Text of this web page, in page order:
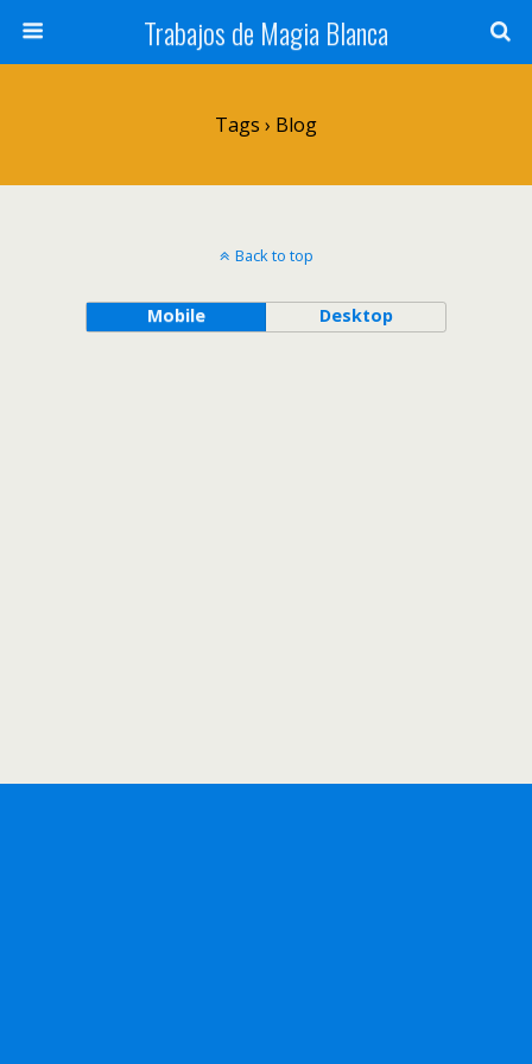
Trabajos de Magia Blanca
Tags › Blog
Back to top
Mobile Desktop